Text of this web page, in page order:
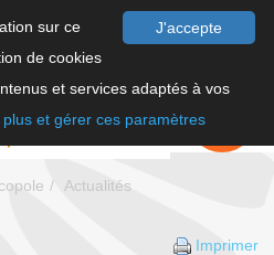
J'accepte
sur ce
de cookies
et services adaptés à vos
plus et gérer ces paramètres
FAIRE UN
DON
Actualités
Imprimer